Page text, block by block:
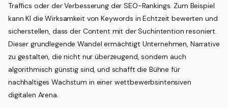
Traffics oder der Verbesserung der SEO-Rankings. Zum Beispiel
kann KI die Wirksamkeit von Keywords in Echtzeit bewerten und
sicherstellen, dass der Content mit der Suchintention resoniert.
Dieser grundlegende Wandel ermächtigt Unternehmen, Narrative
zu gestalten, die nicht nur überzeugend, sondern auch
algorithmisch günstig sind, und schafft die Bühne für
nachhaltiges Wachstum in einer wettbewerbsintensiven
digitalen Arena.